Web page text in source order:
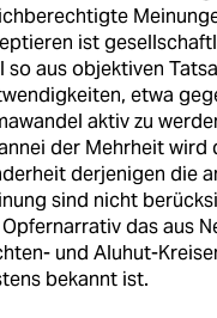
ist
so aus objektiven
etwa
aktiv zu
der Mehrheit wird
derjenigen die
sind nicht
Opfernarrativ das aus
und Aluhut-
bekannt ist.